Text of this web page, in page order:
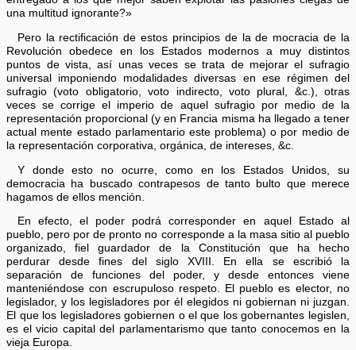
una multitud ignorante?»
Pero la rectificación de estos principios de la de mocracia de la
Revolución obedece en los Estados modernos a muy distintos
puntos de vista, así unas veces se trata de mejorar el sufragio
universal imponiendo modalidades diversas en ese régimen del
sufragio (voto obligatorio, voto indirecto, voto plural, &c.), otras
veces se corrige el imperio de aquel sufragio por medio de la
representación proporcional (y en Francia misma ha llegado a tener
actual mente estado parlamentario este problema) o por medio de
la representación corporativa, orgánica, de intereses, &c.
Y donde esto no ocurre, como en los Estados Unidos, su
democracia ha buscado contrapesos de tanto bulto que merece
hagamos de ellos mención.
En efecto, el poder podrá corresponder en aquel Estado al
pueblo, pero por de pronto no corresponde a la masa sitio al pueblo
organizado, fiel guardador de la Constitución que ha hecho
perdurar desde fines del siglo XVIII. En ella se escribió la
separación de funciones del poder, y desde entonces viene
manteniéndose con escrupuloso respeto. El pueblo es elector, no
legislador, y los legisladores por él elegidos ni gobiernan ni juzgan.
El que los legisladores gobiernen o el que los gobernantes legislen,
es el vicio capital del parlamentarismo que tanto conocemos en la
vieja Europa.